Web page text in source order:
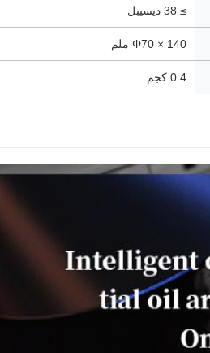
≥ 38 ديسيبل
Φ70 × 140 ملم
0.4 كجم